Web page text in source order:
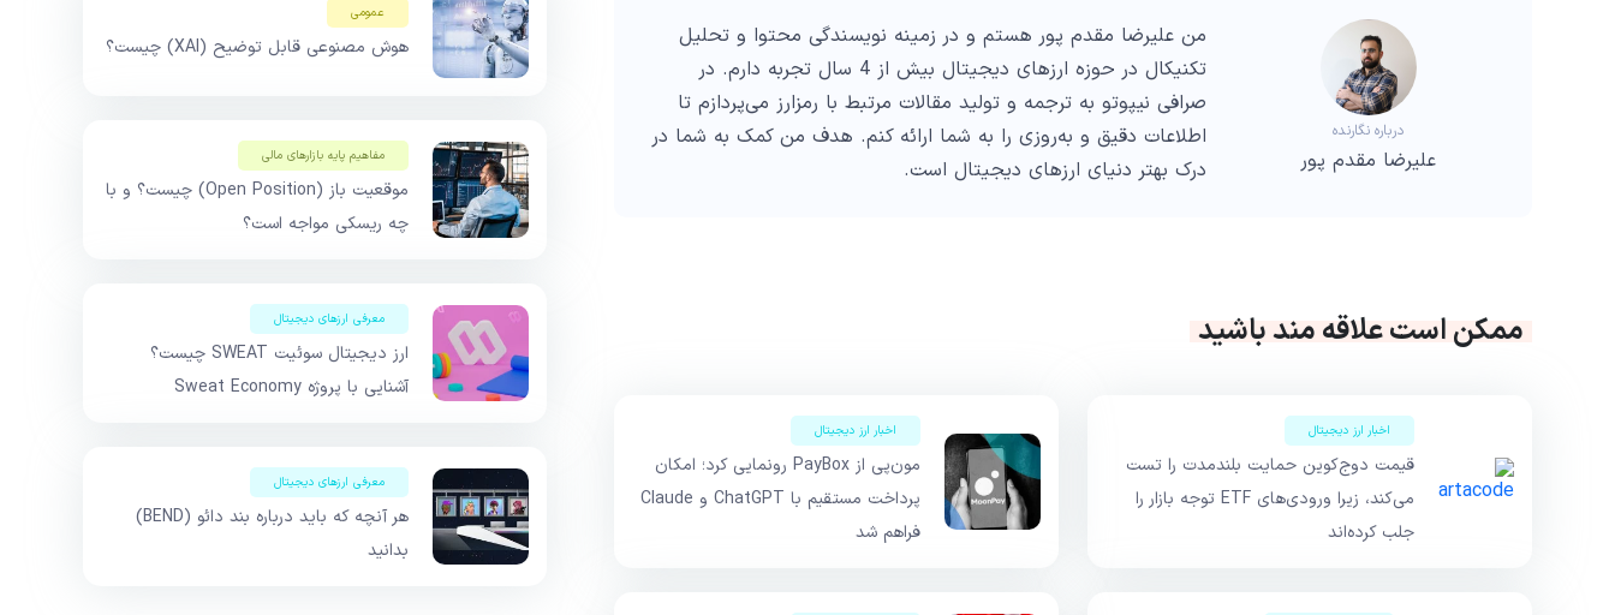
درباره نگارنده
علیرضا مقدم پور
من علیرضا مقدم پور هستم و در زمینه نویسندگی محتوا و تحلیل
تکنیکال در حوزه ارزهای دیجیتال بیش از 4 سال تجربه دارم. در
صرافی نیپوتو به ترجمه و تولید مقالات مرتبط با رمزارز می‌پردازم تا
اطلاعات دقیق و به‌روزی را به شما ارائه کنم. هدف من کمک به شما در
درک بهتر دنیای ارزهای دیجیتال است.
ممکن است علاقه مند باشید
اخبار ارز دیجیتال
قیمت دوج‌کوین حمایت بلندمدت را تست
می‌کند، زیرا ورودی‌های ETF توجه بازار را
جلب کرده‌اند
اخبار ارز دیجیتال
مون‌پی از PayBox رونمایی کرد؛ امکان
پرداخت مستقیم با ChatGPT و Claude
فراهم شد
عمومی
هوش مصنوعی قابل توضیح (XAI) چیست؟
مفاهیم پایه بازار‌های مالی
موقعیت باز (Open Position) چیست؟ و با
چه ریسکی مواجه است؟
معرفی ارزهای دیجیتال
ارز دیجیتال سوئیت SWEAT چیست؟
آشنایی با پروژه Sweat Economy
معرفی ارزهای دیجیتال
هر آنچه که باید درباره بند دائو (BEND)
بدانید